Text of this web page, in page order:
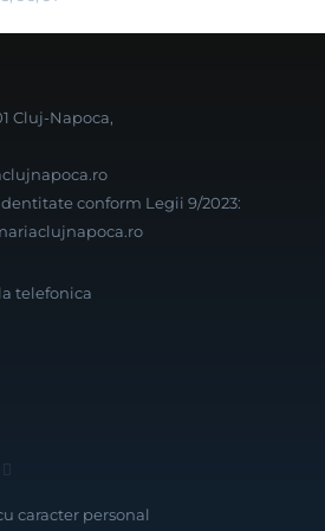
Cluj-Napoca,
conform Legii 9/2023:
telefonica
caracter personal